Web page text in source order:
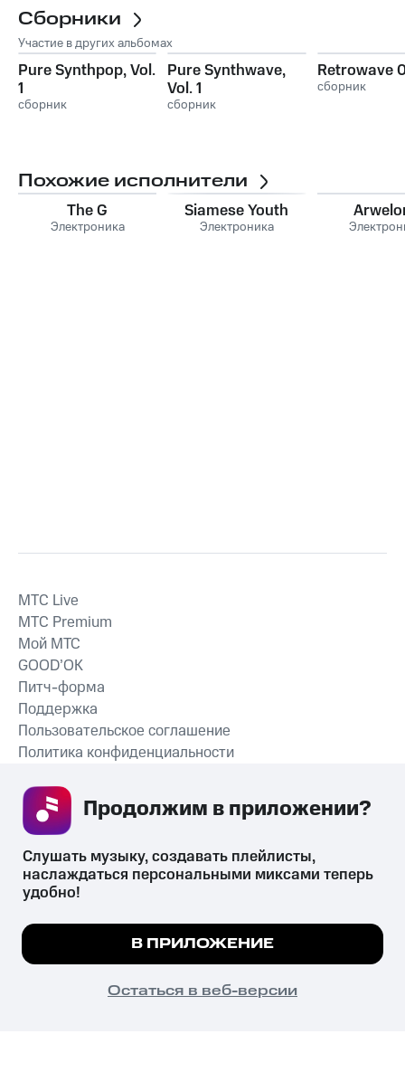
Сборники
Участие в других альбомах
Pure Synthpop, Vol.
1
сборник
Pure Synthwave,
Vol. 1
сборник
Retrowave
сборник
Похожие исполнители
The G
Электроника
Siamese Youth
Электроника
СКАЧАТЬ ПРИЛОЖЕНИЕ
MTС Live
MTС Premium
Мой МТС
GOOD’OK
Питч-форма
Поддержка
Пользовательское соглашение
Политика конфиденциальности
психотропных веществ, их аналогов причиняет вред здоровью,
их незаконный оборот запрещён и влечёт установленную
законодательством ответственность.
© 2026 ООО «КИОН».
Все права защищены
Мы используем куки, чтобы на сайте все
Подробнее
ПОНЯТНО
Слушать музыку, создавать плейлисты,
наслаждаться персональными миксами теперь
удобно!
В ПРИЛОЖЕНИЕ
Остаться в веб-версии